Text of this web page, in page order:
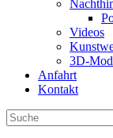
Videos
3D-
Anfahrt
Kontakt